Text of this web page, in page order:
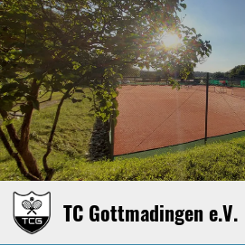
TC Gottmadingen e.V.